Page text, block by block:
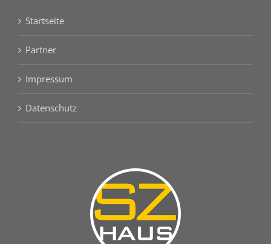
Startseite
Partner
Impressum
Datenschutz